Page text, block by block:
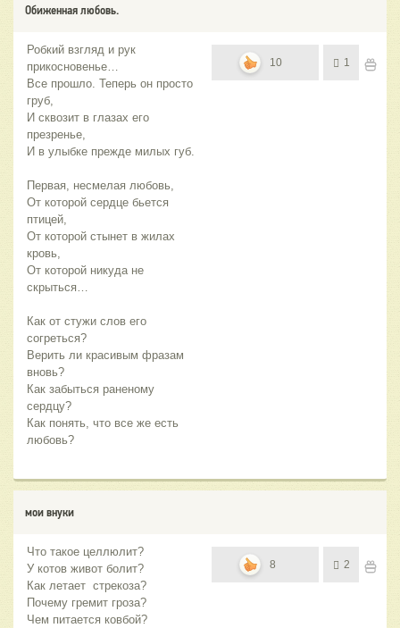
Обиженная любовь.
Робкий взгляд и рук
прикосновенье…
Все прошло. Теперь он просто
груб,
И сквозит в глазах его
презренье,
И в улыбке прежде милых губ.
Первая, несмелая любовь,
От которой сердце бьется
птицей,
От которой стынет в жилах
кровь,
От которой никуда не
скрыться…
Как от стужи слов его
согреться?
Верить ли красивым фразам
вновь?
Как забыться раненому
сердцу?
Как понять, что все же есть
любовь?
10 1
мои внуки
Что такое целлюлит?
У котов живот болит?
Как летает стрекоза?
Почему гремит гроза?
Чем питается ковбой?
8 2